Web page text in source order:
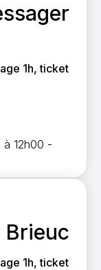
1h, ticket
à 12h00 -
1h, ticket